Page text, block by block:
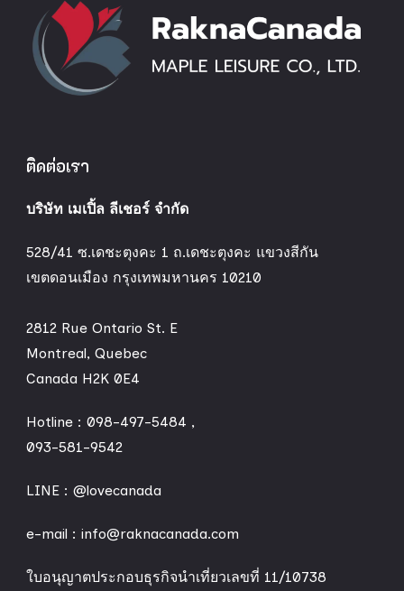
ติดต่อเรา
บริษัท เมเปิ้ล ลีเชอร์ จำกัด
528/41 ซ.เดชะตุงคะ 1 ถ.เดชะตุงคะ แขวงสีกัน
เขตดอนเมือง กรุงเทพมหานคร 10210
2812 Rue Ontario St. E
Montreal, Quebec
Canada H2K 0E4
Hotline : 098-497-5484 ,
093-581-9542
LINE : @lovecanada
e-mail : info@raknacanada.com
ใบอนุญาตประกอบธุรกิจนำเที่ยวเลขที่ 11/10738